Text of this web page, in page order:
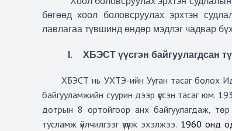
бөгөөд хоол боловсруулах эрхтэн
лавлагаа түвшинд өндөр мэдлэг чадвар
I. ХБЭСТ үүсгэн байгуулагдсан
ХБЭСТ нь УХТЭ-ийн Ууган тасаг болох
байгууламжийн суурин дээр үүссэн тасаг юм.
дотрын 8 ортойгоор анх байгуулагдаж, төр
тусламж үйлчилгээг үзүүлж эхэлжээ. 1960 онд